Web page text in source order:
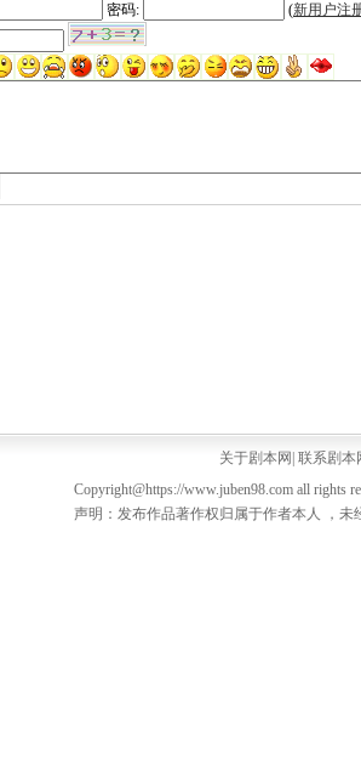
密码: (新用户注
关于剧本网 联系剧本
Copyright@https://www.juben98.com all rights
声明：发布作品著作权归属于作者本人 ，未